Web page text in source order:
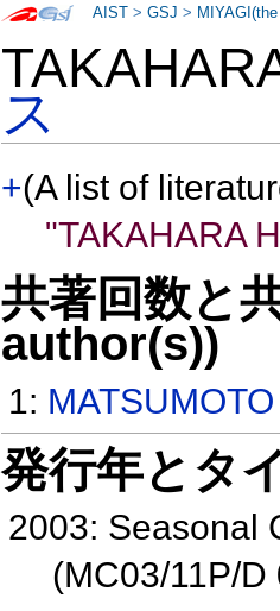
ス
+(A list of
"TAKAHARA
共著回数と
author(s))
1:
発行年とタ
2003: Seasonal
(MC03/11P/D
AIST >GSJ >